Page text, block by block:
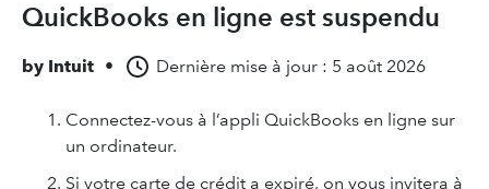
QuickBooks en ligne est suspendu
by Intuit • Dernière mise à jour : 5 août 2026
Connectez-vous à l’appli QuickBooks en ligne sur
un ordinateur.
Si votre carte de crédit a expiré, on vous invitera à